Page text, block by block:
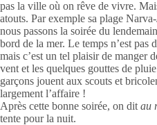
pas la ville où on rêve de vivre.
atouts. Par exemple sa plage
nous passons la soirée du
bord de la mer. Le temps n’est pas
mais c’est un tel plaisir de manger
vent et les quelques gouttes de
garçons jouent aux scouts et
largement l’affaire !
Après cette bonne soirée, on dit au
tente pour la nuit.